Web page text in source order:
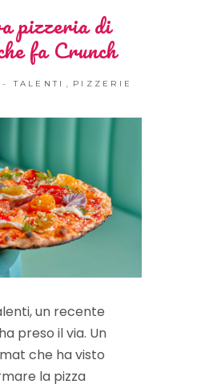
pizzeria di
fa Crunch
- TALENTI PIZZERIE
un recente
preso il via. Un
che ha visto
la pizza